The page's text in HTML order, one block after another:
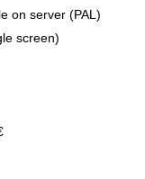
on server (PAL)
screen)